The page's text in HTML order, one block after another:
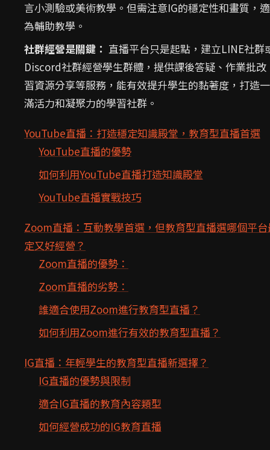
言小測驗或美術教學。但需注意IG的穩定性和畫質，
為輔助教學。
社群經營是關鍵： 直播平台只是起點，建立LINE社群
Discord社群經營學生群體，提供課後答疑、作業批改
習資源分享等服務，能有效提升學生的黏著度，打造
滿活力和凝聚力的學習社群。
YouTube直播：打造穩定知識殿堂，教育型直播首選
YouTube直播的優勢
如何利用YouTube直播打造知識殿堂
YouTube直播實戰技巧
Zoom直播：互動教學首選，但教育型直播選哪個平
定又好經營？
Zoom直播的優勢：
Zoom直播的劣勢：
誰適合使用Zoom進行教育型直播？
如何利用Zoom進行有效的教育型直播？
IG直播：年輕學生的教育型直播新選擇？
IG直播的優勢與限制
適合IG直播的教育內容類型
如何經營成功的IG教育直播